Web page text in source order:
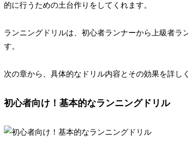
的に行うための土台作りをしてくれます。
ランニングドリルは、初心者ランナーから上級者
す。
次の章から、具体的なドリル内容とその効果を詳し
初心者向け！基本的なランニングドリル